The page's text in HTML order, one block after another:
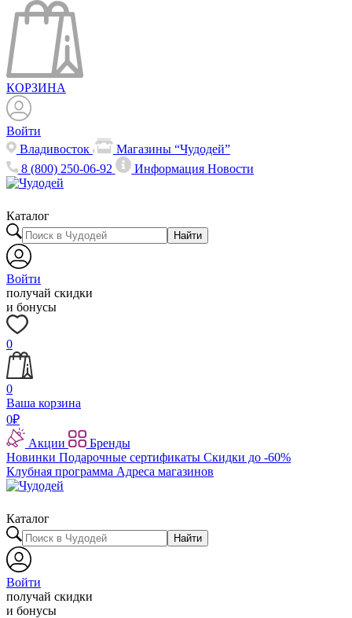
КОРЗИНА
Войти
Владивосток
Магазины “Чудодей”
8 (800) 250-06-92
ИнформацияНовости
Каталог
Найти
Войти
получай скидки
и бонусы
0
0
Ваша корзина
0₽
Акции
Бренды
Новинки Подарочные сертификаты Скидки до -60%
Клубная программа Адреса магазинов
Каталог
Найти
Войти
получай скидки
и бонусы